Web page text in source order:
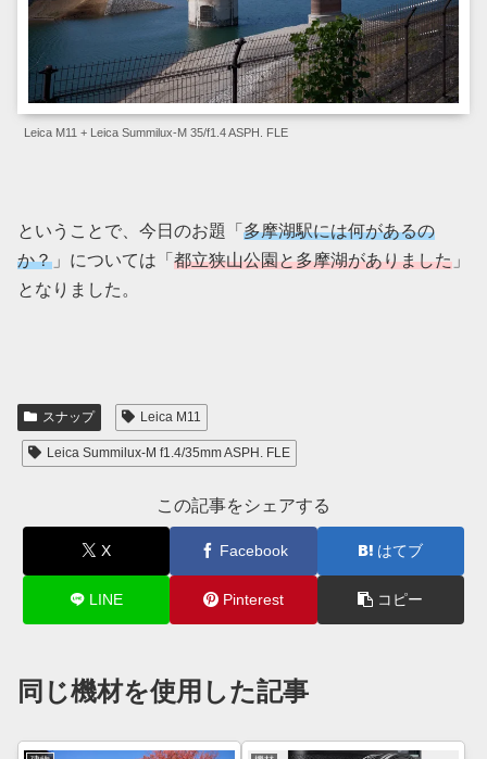
Leica M11 + Leica Summilux-M 35/f1.4 ASPH. FLE
ということで、今日のお題「 多摩湖駅には何があるの
か？ 」については「 都立狭山公園と多摩湖がありました 」
となりました。
スナップ Leica M11
Leica Summilux-M f1.4/35mm ASPH. FLE
この記事をシェアする
X Facebook はてブ
LINE Pinterest コピー
同じ機材を使用した記事